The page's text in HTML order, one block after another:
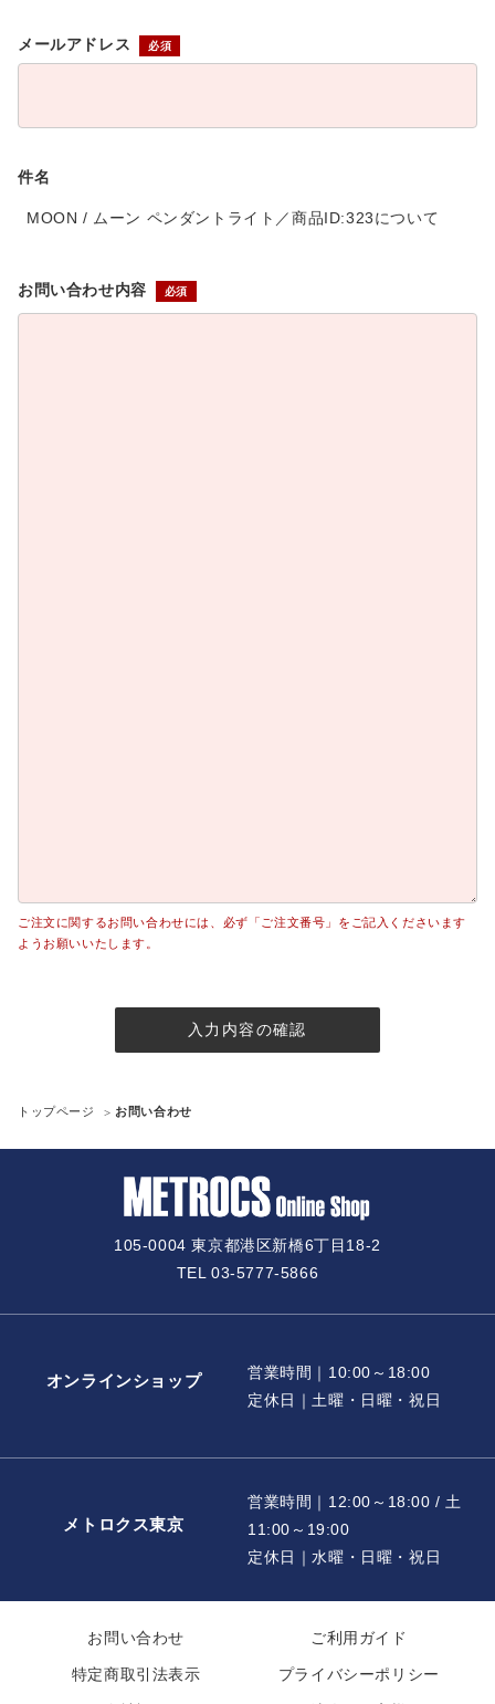
メールアドレス
件名
MOON / ムーン ペンダントライト／商品ID:323について
お問い合わせ内容
ご注文に関するお問い合わせには、必ず「ご注文番号」をご記入くださいます
ようお願いいたします。
入力内容の確認
トップページ お問い合わせ
105-0004 東京都港区新橋6丁目18-2
TEL 03-5777-5866
オンラインショップ
営業時間｜10:00～18:00
定休日｜土曜・日曜・祝日
メトロクス東京
営業時間｜12:00～18:00 / 土
11:00～19:00
定休日｜水曜・日曜・祝日
お問い合わせ ご利用ガイド
特定商取引法表示 プライバシーポリシー